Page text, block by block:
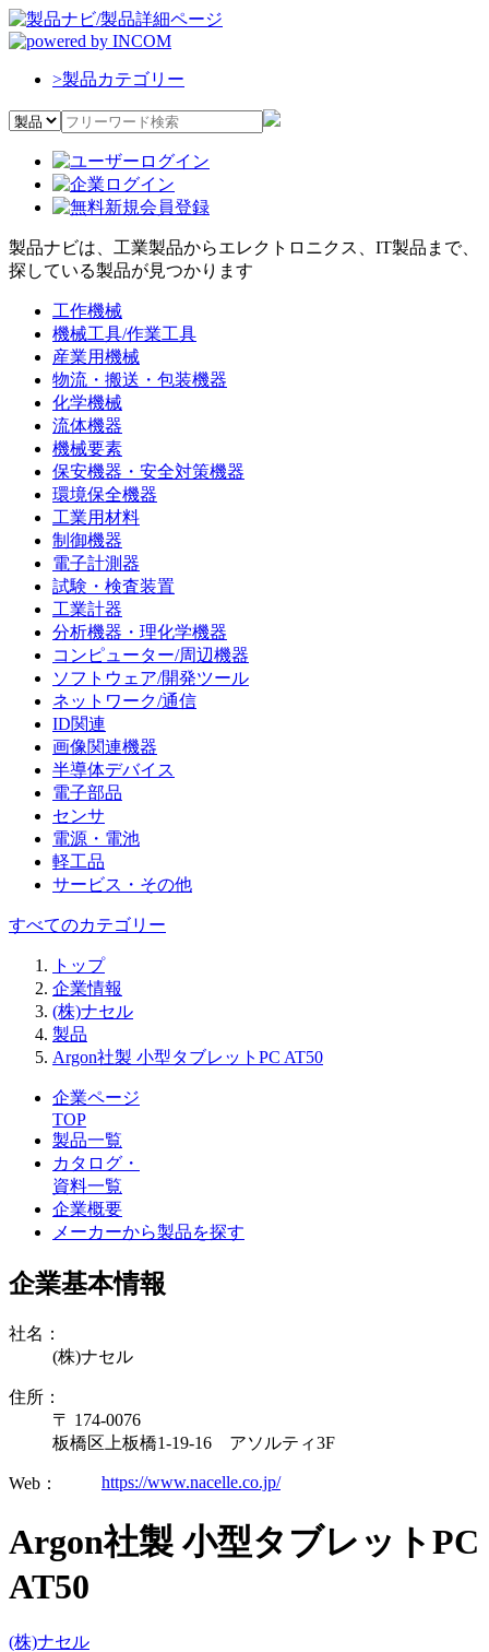
>製品カテゴリー
製品ナビは、工業製品からエレクトロニクス、IT製品まで、
探している製品が見つかります
工作機械
機械工具/作業工具
産業用機械
物流・搬送・包装機器
化学機械
流体機器
機械要素
保安機器・安全対策機器
環境保全機器
工業用材料
制御機器
電子計測器
試験・検査装置
工業計器
分析機器・理化学機器
コンピューター/周辺機器
ソフトウェア/開発ツール
ネットワーク/通信
ID関連
画像関連機器
半導体デバイス
電子部品
センサ
電源・電池
軽工品
サービス・その他
すべてのカテゴリー
トップ
企業情報
(株)ナセル
製品
Argon社製 小型タブレットPC AT50
企業ページ
TOP
製品一覧
カタログ・
資料一覧
企業概要
メーカーから製品を探す
企業基本情報
社名：
(株)ナセル
住所：
〒 174-0076
板橋区上板橋1-19-16 アソルティ3F
Web： https://www.nacelle.co.jp/
Argon社製 小型タブレットPC
AT50
(株)ナセル